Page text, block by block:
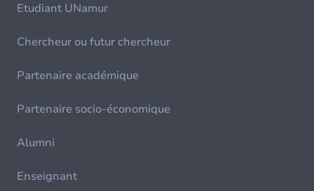
Etudiant UNamur
Chercheur ou futur chercheur
Partenaire académique
Partenaire socio-économique
Alumni
Enseignant